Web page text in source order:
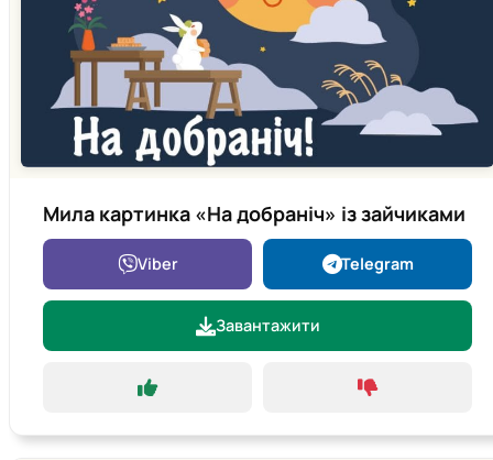
Мила картинка «На добраніч» із зайчиками
Viber Telegram
Завантажити